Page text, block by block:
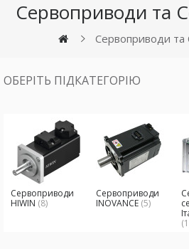
Сервоприводи та
Сервоприводи та
ОБЕРІТЬ ПІДКАТЕГОРІЮ
Сервоприводи
HIWIN (8)
Сервоприводи
INOVANCE (5)